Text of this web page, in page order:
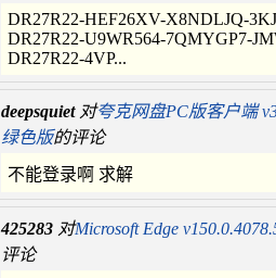
DR27R22-HEF26XV-X8NDLJQ-
DR27R22-U9WR564-7QMYGP7-
DR27R22-4VP...
deepsquiet 对夸克网盘PC版客户端
绿色版的评论
不能登录啊 求解
425283 对Microsoft Edge
评论